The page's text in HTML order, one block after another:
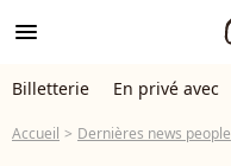
menu
Billetterie En privé avec
Accueil Dernières news people